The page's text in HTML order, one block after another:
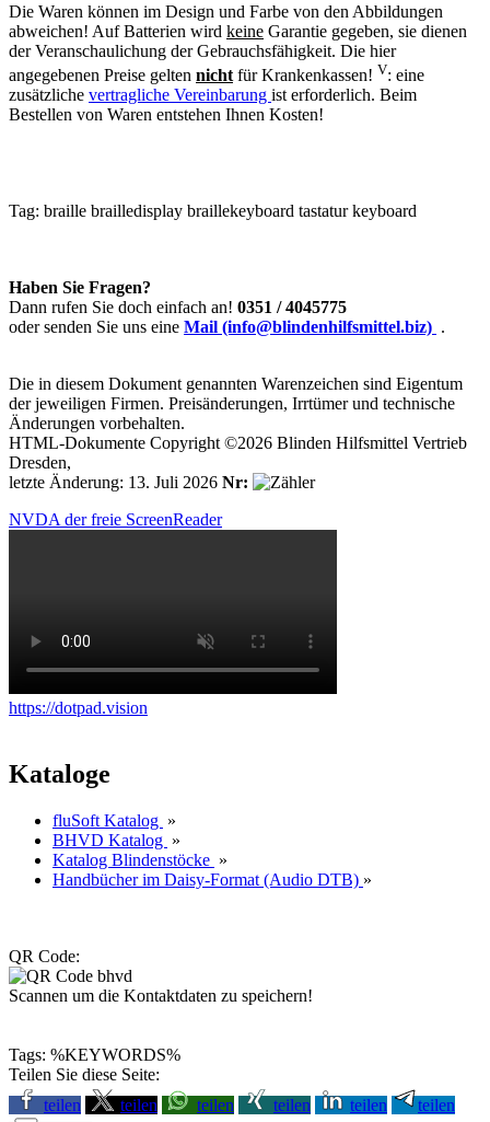
Die Waren können im Design und Farbe von den Abbildungen
abweichen! Auf Batterien wird keine Garantie gegeben, sie dienen
der Veranschaulichung der Gebrauchsfähigkeit. Die hier
angegebenen Preise gelten nicht für Krankenkassen! V: eine
zusätzliche vertragliche Vereinbarung ist erforderlich. Beim
Bestellen von Waren entstehen Ihnen Kosten!
Tag: braille brailledisplay braillekeyboard tastaturkeyboard
Haben Sie Fragen?
Dann rufen Sie doch einfach an! 0351 / 4045775
oder senden Sie uns eine Mail (info@blindenhilfsmittel.biz) .
Die in diesem Dokument genannten Warenzeichen sind Eigentum
der jeweiligen Firmen. Preisänderungen, Irrtümer und technische
Änderungen vorbehalten.
HTML-Dokumente Copyright ©2026 Blinden Hilfsmittel Vertrieb
Dresden,
letzte Änderung: 13. Juli 2026 Nr:
NVDA der freie ScreenReader
https://dotpad.vision
Kataloge
fluSoft Katalog »
BHVD Katalog »
Katalog Blindenstöcke »
Handbücher im Daisy-Format (Audio DTB) »
QR Code:
Scannen um die Kontaktdaten zu speichern!
Tags: %KEYWORDS%
Teilen Sie diese Seite:
teilen
teilen teilen teilen teilen
teilen